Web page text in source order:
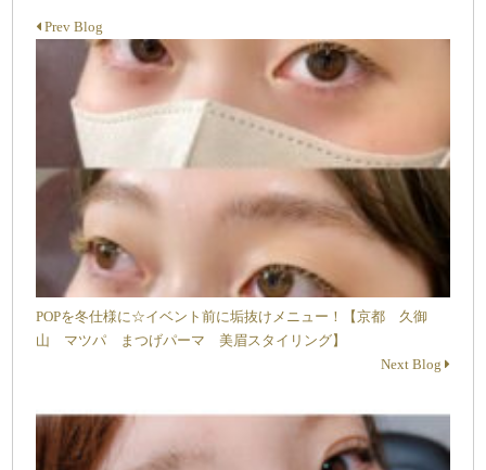
Prev Blog
POPを冬仕様に☆イベント前に垢抜けメニュー！【京都 久御
山 マツパ まつげパーマ 美眉スタイリング】
Next Blog